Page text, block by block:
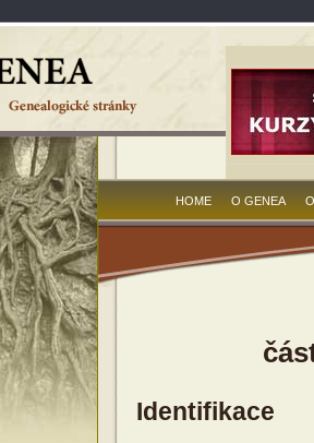
HOME O GENEA
Identifikace